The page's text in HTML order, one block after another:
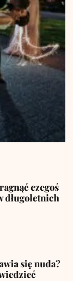
czegoś
długoletnich
się nuda?